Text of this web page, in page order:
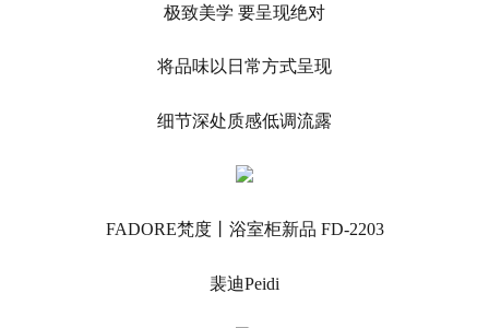
极致美学 要呈现绝对
将品味以日常方式呈现
细节深处质感低调流露
FADORE梵度丨浴室柜新品 FD-2203
裴迪Peidi